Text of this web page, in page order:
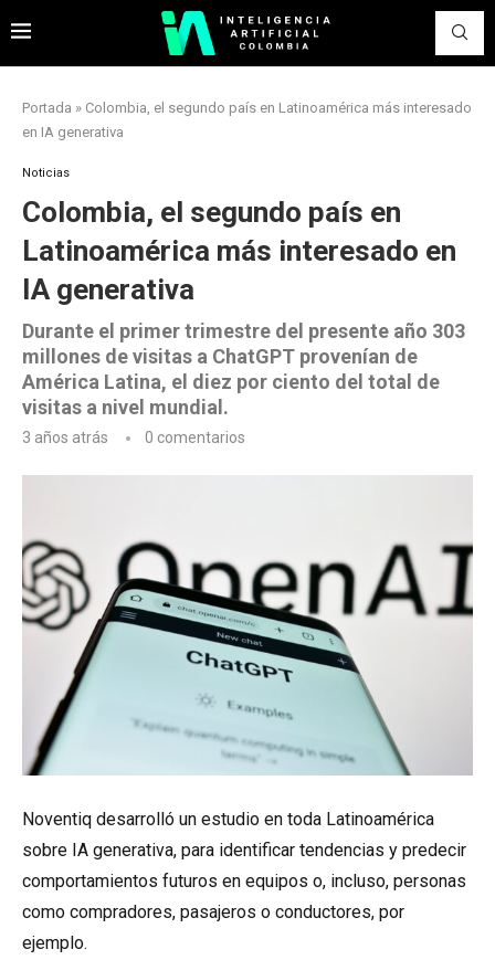
Portada » Colombia, el segundo país en Latinoamérica más interesado
en IA generativa
Noticias
Colombia, el segundo país en
Latinoamérica más interesado en
IA generativa
Durante el primer trimestre del presente año 303
millones de visitas a ChatGPT provenían de
América Latina, el diez por ciento del total de
visitas a nivel mundial.
3 años atrás 0 comentarios
Noventiq desarrolló un estudio en toda Latinoamérica
sobre IA generativa, para identificar tendencias y predecir
comportamientos futuros en equipos o, incluso, personas
como compradores, pasajeros o conductores, por
ejemplo.